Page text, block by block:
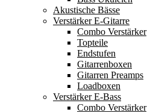
Akustische Bässe
Verstärker E-Gitarre
Combo Verstärker
Topteile
Endstufen
Gitarrenboxen
Gitarren Preamps
Loadboxen
Verstärker E-Bass
Combo Verstärker